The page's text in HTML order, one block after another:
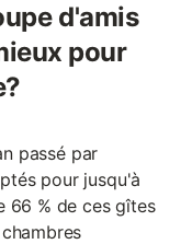
d'amis
pour
passé par
pour jusqu'à
66 % de ces gîtes